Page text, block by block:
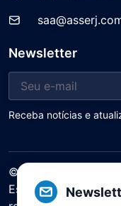
Newsletter
Receba notícias e
© 2025 ASERJ –
Estado do Rio